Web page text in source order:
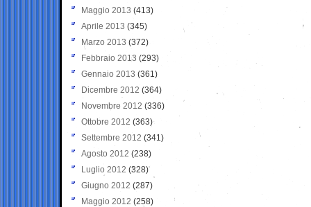
Maggio 2013 (413)
Aprile 2013 (345)
Marzo 2013 (372)
Febbraio 2013 (293)
Gennaio 2013 (361)
Dicembre 2012 (364)
Novembre 2012 (336)
Ottobre 2012 (363)
Settembre 2012 (341)
Agosto 2012 (238)
Luglio 2012 (328)
Giugno 2012 (287)
Maggio 2012 (258)